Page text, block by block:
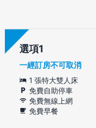
選項
一經訂房不可取消
1 張特大雙人床
免費自助停車
免費無線上網
免費早餐